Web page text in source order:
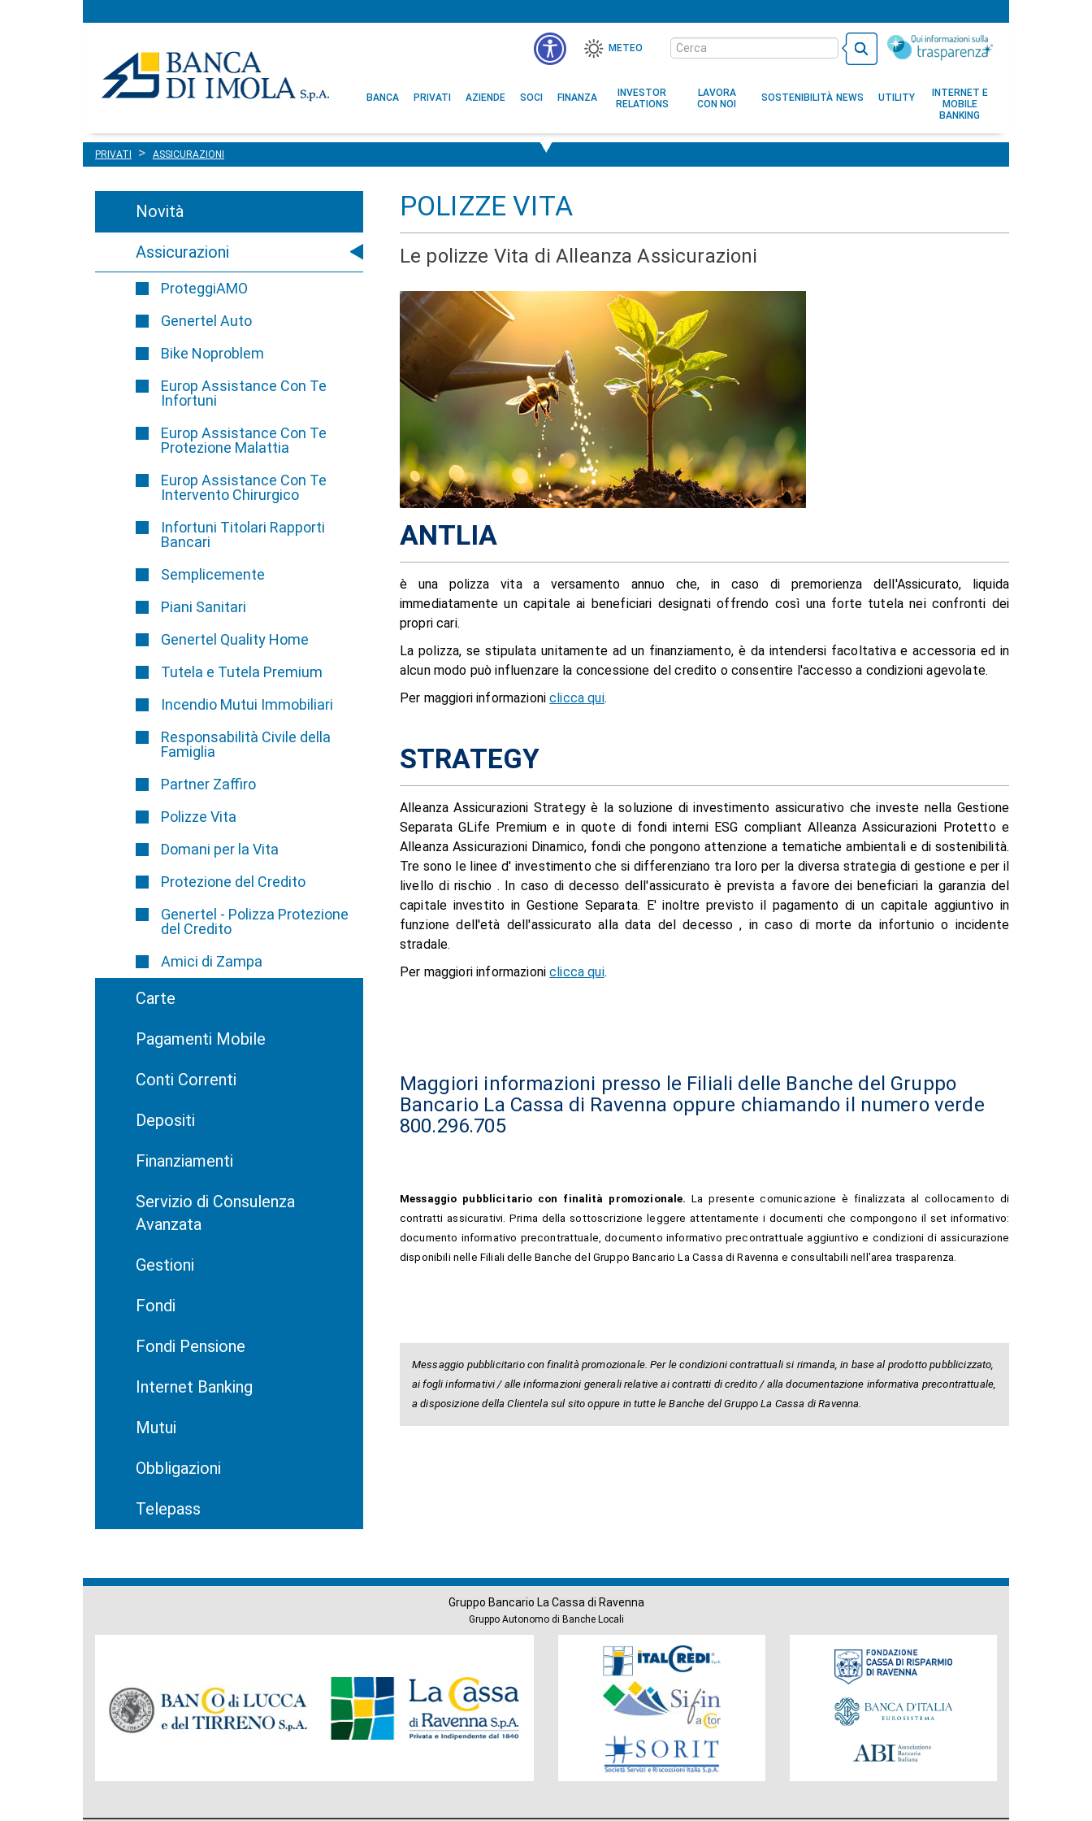
METEO
Cerca
nel
sito
principale
BANCA PRIVATI AZIENDE SOCI FINANZA
INVESTOR
RELATIONS
LAVORA
CON NOI
SOSTENIBILITÀ NEWS UTILITY
INTERNET E
MOBILE
BANKING
PRIVATI ASSICURAZIONI
Novità
Assicurazioni
ProteggiAMO
Genertel Auto
Bike Noproblem
Europ Assistance Con Te
Infortuni
Europ Assistance Con Te
Protezione Malattia
Europ Assistance Con Te
Intervento Chirurgico
Infortuni Titolari Rapporti
Bancari
Semplicemente
Piani Sanitari
Genertel Quality Home
Tutela e Tutela Premium
Incendio Mutui Immobiliari
Responsabilità Civile della
Famiglia
Partner Zaffiro
Polizze Vita
Domani per la Vita
Protezione del Credito
Genertel - Polizza Protezione
del Credito
Amici di Zampa
Carte
Pagamenti Mobile
Conti Correnti
Depositi
Finanziamenti
Servizio di Consulenza
Avanzata
Gestioni
Fondi
Fondi Pensione
Internet Banking
Mutui
Obbligazioni
Telepass
POLIZZE VITA
Le polizze Vita di Alleanza Assicurazioni
ANTLIA
è una polizza vita a versamento annuo che, in caso di premorienza dell'Assicurato, liquida
immediatamente un capitale ai beneficiari designati offrendo così una forte tutela nei confronti dei
propri cari.
La polizza, se stipulata unitamente ad un finanziamento, è da intendersi facoltativa e accessoria ed in
alcun modo può influenzare la concessione del credito o consentire l'accesso a condizioni agevolate.
Per maggiori informazioniclicca qui.
STRATEGY
Alleanza Assicurazioni Strategy è la soluzione di investimento assicurativo che investe nella Gestione
Separata GLife Premium e in quote di fondi interni ESG compliant Alleanza Assicurazioni Protetto e
Alleanza Assicurazioni Dinamico, fondi che pongono attenzione a tematiche ambientali e di sostenibilità.
Tre sono le linee d' investimento che si differenziano tra loro per la diversa strategia di gestione e per il
livello di rischio . In caso di decesso dell'assicurato è prevista a favore dei beneficiari la garanzia del
capitale investito in Gestione Separata. E' inoltre previsto il pagamento di un capitale aggiuntivo in
funzione dell'età dell'assicurato alla data del decesso , in caso di morte da infortunio o incidente
stradale.
Per maggiori informazioniclicca qui.
Maggiori informazioni presso le Filiali delle Banche del Gruppo
Bancario La Cassa di Ravenna oppure chiamando il numero verde
800.296.705
Messaggio pubblicitario con finalità promozionale.La presente comunicazione è finalizzata al collocamento di
contratti assicurativi. Prima della sottoscrizione leggere attentamente i documenti che compongono il set informativo:
documento informativo precontrattuale, documento informativo precontrattuale aggiuntivo e condizioni di assicurazione
disponibili nelle Filiali delle Banche del Gruppo Bancario La Cassa di Ravenna e consultabili nell'area trasparenza.
Messaggio pubblicitario con finalità promozionale. Per le condizioni contrattuali si rimanda, in base al prodotto pubblicizzato,
ai fogli informativi / alle informazioni generali relative ai contratti di credito / alla documentazione informativa precontrattuale,
a disposizione della Clientela sul sito oppure in tutte le Banche del Gruppo La Cassa di Ravenna.
Gruppo Bancario La Cassa di Ravenna
Gruppo Autonomo di Banche Locali
Gruppo
Società
Gruppo
Fondazione